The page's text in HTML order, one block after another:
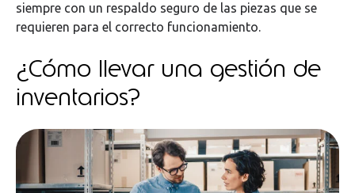
siempre con un respaldo seguro de las piezas que se
requieren para el correcto funcionamiento.
¿Cómo llevar una gestión de
inventarios?